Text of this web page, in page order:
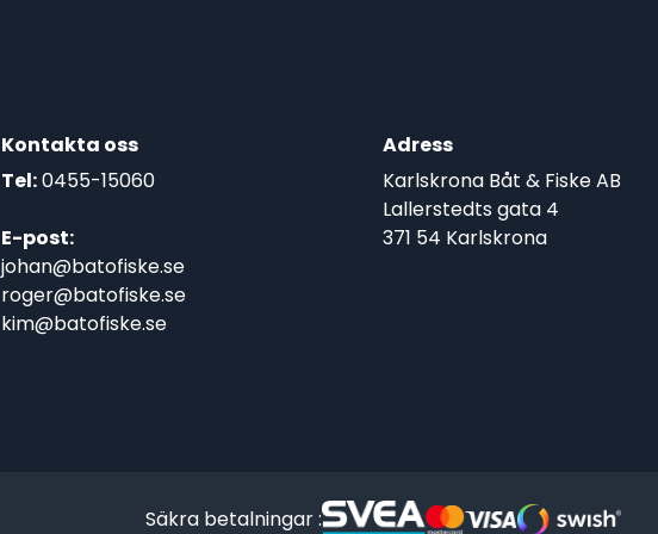
Kontakta oss
Tel:0455-15060
E-post:
johan@batofiske.se
roger@batofiske.se
kim@batofiske.se
Adress
Karlskrona Båt & Fiske AB
Lallerstedts gata 4
371 54 Karlskrona
Säkra betalningar :